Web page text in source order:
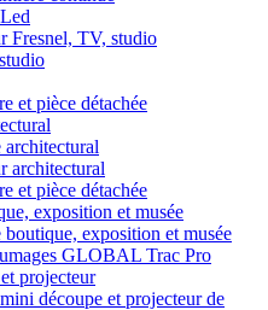
Fresnel, TV, studio
et pièce détachée
architectural
architectural
et pièce détachée
exposition et musée
boutique, exposition et musée
GLOBAL Trac Pro
projecteur
découpe et projecteur de